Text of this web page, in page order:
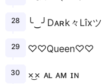
╰‿╯Dᴀʀk々Lîxツ
♡♡Queen♡♡
×͜× ᴀʟ ᴀᴍ ɪɴ